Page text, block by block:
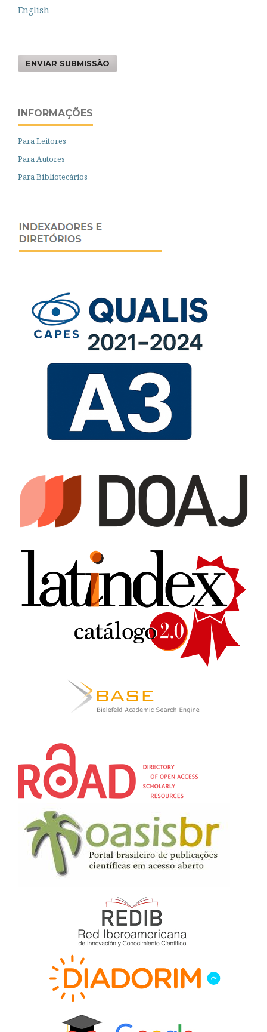
English
ENVIAR SUBMISSÃO
INFORMAÇÕES
Para Leitores
Para Autores
Para Bibliotecários